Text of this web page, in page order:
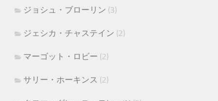
ジョシュ・ブローリン (3)
ジェシカ・チャステイン (2)
マーゴット・ロビー (2)
サリー・ホーキンス (2)